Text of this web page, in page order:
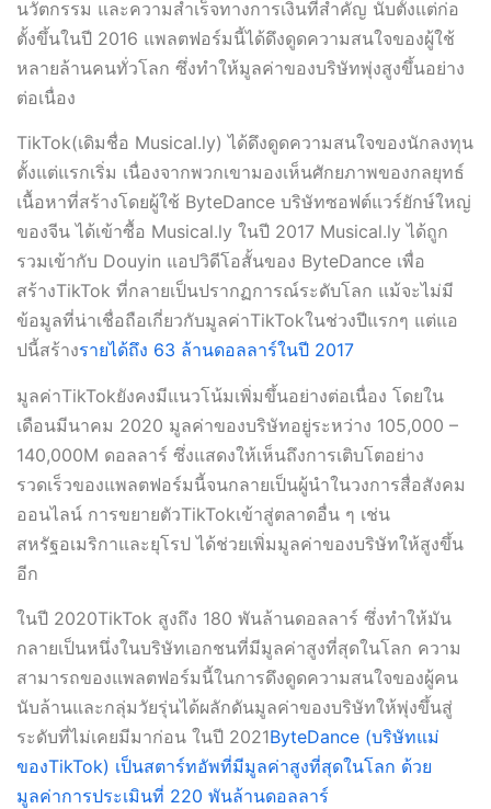
นวัตกรรม และความสำเร็จทางการเงินที่สำคัญ นับตั้งแต่ก่อ
ตั้งขึ้นในปี 2016 แพลตฟอร์มนี้ได้ดึงดูดความสนใจของผู้ใช้
หลายล้านคนทั่วโลก ซึ่งทำให้มูลค่าของบริษัทพุ่งสูงขึ้นอย่าง
ต่อเนื่อง
TikTok(เดิมชื่อ Musical.ly) ได้ดึงดูดความสนใจของนักลงทุน
ตั้งแต่แรกเริ่ม เนื่องจากพวกเขามองเห็นศักยภาพของกลยุทธ์
เนื้อหาที่สร้างโดยผู้ใช้ ByteDance บริษัทซอฟต์แวร์ยักษ์ใหญ่
ของจีน ได้เข้าซื้อ Musical.ly ในปี 2017 Musical.ly ได้ถูก
รวมเข้ากับ Douyin แอปวิดีโอสั้นของ ByteDance เพื่อ
สร้างTikTok ที่กลายเป็นปรากฏการณ์ระดับโลก แม้จะไม่มี
ข้อมูลที่น่าเชื่อถือเกี่ยวกับมูลค่าTikTokในช่วงปีแรกๆ แต่แอ
ปนี้สร้างรายได้ถึง 63 ล้านดอลลาร์ในปี 2017
มูลค่าTikTokยังคงมีแนวโน้มเพิ่มขึ้นอย่างต่อเนื่อง โดยใน
เดือนมีนาคม 2020 มูลค่าของบริษัทอยู่ระหว่าง 105,000 –
140,000M ดอลลาร์ ซึ่งแสดงให้เห็นถึงการเติบโตอย่าง
รวดเร็วของแพลตฟอร์มนี้จนกลายเป็นผู้นำในวงการสื่อสังคม
ออนไลน์ การขยายตัวTikTokเข้าสู่ตลาดอื่น ๆ เช่น
สหรัฐอเมริกาและยุโรป ได้ช่วยเพิ่มมูลค่าของบริษัทให้สูงขึ้น
อีก
ในปี 2020TikTok สูงถึง 180 พันล้านดอลลาร์ ซึ่งทำให้มัน
กลายเป็นหนึ่งในบริษัทเอกชนที่มีมูลค่าสูงที่สุดในโลก ความ
สามารถของแพลตฟอร์มนี้ในการดึงดูดความสนใจของผู้คน
นับล้านและกลุ่มวัยรุ่นได้ผลักดันมูลค่าของบริษัทให้พุ่งขึ้นสู่
ระดับที่ไม่เคยมีมาก่อน ในปี 2021ByteDance (บริษัทแม่
ของTikTok) เป็นสตาร์ทอัพที่มีมูลค่าสูงที่สุดในโลก ด้วย
มูลค่าการประเมินที่ 220 พันล้านดอลลาร์